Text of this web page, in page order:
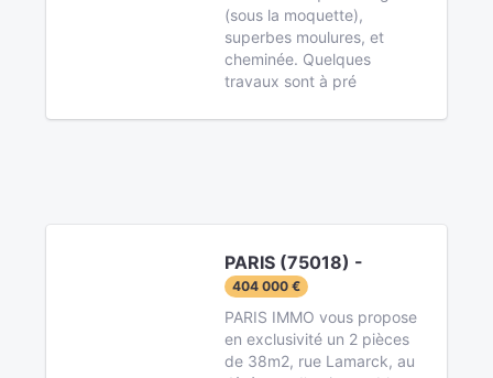
(sous la moquette),
superbes moulures, et
cheminée. Quelques
travaux sont à pré
PARIS (75018) -
404 000 €
PARIS IMMO vous propose
en exclusivité un 2 pièces
de 38m2, rue Lamarck, au